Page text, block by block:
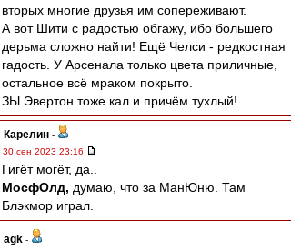
вторых многие друзья им сопереживают.
А вот Шити с радостью обгажу, ибо большего
дерьма сложно найти! Ещё Челси - редкостная
гадость. У Арсенала только цвета приличные,
остальное всё мраком покрыто.
ЗЫ Эвертон тоже кал и причём тухлый!
Карелин -
30 сен 2023 23:16
Гигёт могёт, да..
МосфОлд, думаю, что за МанЮню. Там
Блэкмор играл.
agk -